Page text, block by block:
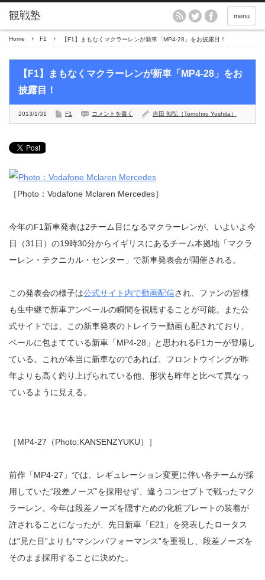
menu
Home F1 【F1】まもなくマクラーレンが新車「MP4-28」をお披露目！
【F1】まもなくマクラーレンが新車「MP4-28」をお
披露目！
2013/1/31 F1 コメントを書く 吉田 知弘（Tomohiro Yoshita）
［Photo：Vodafone Mclaren Mercedes］
今年のF1新車発表は2チーム目になるマクラーレンが、いよいよ今
日（31日）の19時30分からイギリスにあるチーム本拠地「マクラ
ーレン・テクニカル・センター」で新車発表会が開催される。
この発表会の様子は公式サイト内で動画配信され、ファンの皆様
も生中継で新車アンベールの瞬間を視聴することが可能。また公
式サイトでは、この新車発表のトレイラー動画も配されており、
ベールに包まてている新車「MP4-28」と思われるF1カーが登場し
ている。これが本当に新車なのであれば、フロントウイングが昨
年よりも高く釣り上げられている他、形状も昨年と比べて異なっ
ているように見える。
［MP4-27（Photo:KANSENZYUKU）］
前作「MP4-27」では、レギュレーション変更に伴い各チームが採
用していた“段差ノーズ”を採用せず、違うコンセプトで戦ったマク
ラーレン。今年は段差ノーズを隠すための化粧プレートの装着が
許されることになったが、先日新車「E21」を発表したロータス
は“見た目”よりも“マシンパフォーマンス”を重視し、段差ノーズを
そのまま採用することに決めた。